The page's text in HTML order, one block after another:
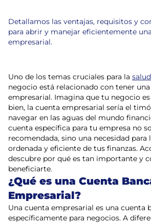
Detallamos las ventajas, requisitos y
para abrir y manejar eficientemente
empresarial.
Uno de los temas cruciales para la
negocio está relacionado con tener
empresarial. Imagina que tu negocio
bien, la cuenta empresarial sería el
navegar en las aguas del mundo
cuenta específica para tu empresa no
recomendada, sino una necesidad
ordenada y eficiente de tus finanzas.
descubre por qué es tan importante y
beneficiarte.
¿Qué es una Cuenta
Empresarial?
Una cuenta empresarial es una cuenta
específicamente para negocios. A